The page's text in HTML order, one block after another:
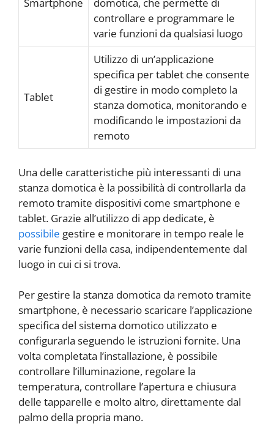
Smartphone
domotica, che permette di
controllare e programmare le
varie funzioni da qualsiasi luogo
Tablet
Utilizzo di un’applicazione
specifica per tablet che consente
di gestire in modo completo la
stanza domotica, monitorando e
modificando le impostazioni da
remoto
Una delle caratteristiche più interessanti di una
stanza domotica è la possibilità di controllarla da
remoto tramite dispositivi come smartphone e
tablet. Grazie all’utilizzo di app dedicate, è
possibile gestire e monitorare in tempo reale le
varie funzioni della casa, indipendentemente dal
luogo in cui ci si trova.
Per gestire la stanza domotica da remoto tramite
smartphone, è necessario scaricare l’applicazione
specifica del sistema domotico utilizzato e
configurarla seguendo le istruzioni fornite. Una
volta completata l’installazione, è possibile
controllare l’illuminazione, regolare la
temperatura, controllare l’apertura e chiusura
delle tapparelle e molto altro, direttamente dal
palmo della propria mano.